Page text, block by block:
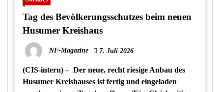
Tag des Bevölkerungsschutzes beim neuen
Husumer Kreishaus
NF-Magazine 7. Juli 2026
(CIS-intern) – Der neue, recht riesige Anbau des
Husumer Kreishauses ist fertig und eingeladen